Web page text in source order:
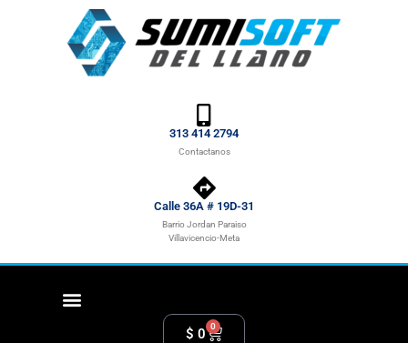
313 414 2794
Contactanos
Calle 36A # 19D-31
Barrio Jordan Paraiso
Villavicencio-Meta
$ 0 0